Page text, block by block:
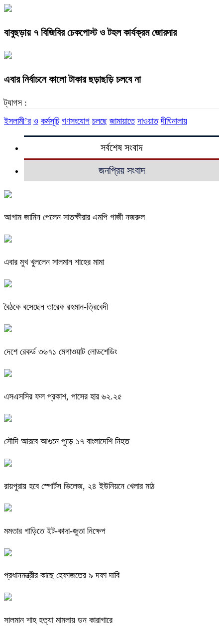
বাবুছড়ায় ৭ বিজিবির চেকপোস্ট ও টহল কার্যক্রম জোরদার
এবার নির্বাচনে কালো টাকার ছড়াছড়ি চলবে না
ট্যাগস :
ইসলামী’র ও কর্মসূচি গণসংযোগ চলছে জামায়াতে দাওয়াত দীঘিনালায়
সর্বশেষ সংবাদ
জনপ্রিয় সংবাদ
আগাম জামিন পেলেন সাতক্ষীরার এমপি গাজী নজরুল
এবার মুখ খুললেন সালমান শাহের মামা
বৈঠকে বসেছেন তারেক রহমান-ত্রিবেদী
দেশে রেকর্ড ৩৬৭১ মেগাওয়াট লোডশেডিং
এসএসসির ফল প্রকাশ, পাসের হার ৬২.২৫
সৌদি আরবে আগুনে পুড়ে ১৭ বাংলাদেশি নিহত
রায়পুরায় হবে স্পোর্টস ভিলেজ, ২৪ ইউনিয়নে খেলার মাঠ
মমতার গাড়িতে ইট-কাদা-জুতা নিক্ষেপ
প্রধানমন্ত্রীর কাছে হেফাজতের ৯ দফা দাবি
সালমান শাহ হত্যা মামলায় ডন কারাগারে